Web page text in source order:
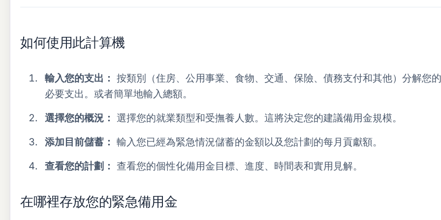
如何使用此計算機
輸入您的支出： 按類別（住房、公用事業、食物、交通、保險、債務支付和其他）分解您
必要支出。或者簡單地輸入總額。
選擇您的概況： 選擇您的就業類型和受撫養人數。這將決定您的建議備用金規模。
添加目前儲蓄： 輸入您已經為緊急情況儲蓄的金額以及您計劃的每月貢獻額。
查看您的計劃： 查看您的個性化備用金目標、進度、時間表和實用見解。
在哪裡存放您的緊急備用金